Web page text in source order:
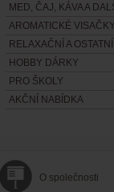
MED, ČAJ, KÁVA A
AROMATICKÉ VISAČKY
RELAXAČNÍ A
HOBBY DÁRKY
PRO ŠKOLY
AKČNÍ NABÍDKA
O společnosti